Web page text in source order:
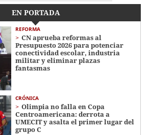
EN PORTADA
REFORMA
CN aprueba reformas al
Presupuesto 2026 para potenciar
conectividad escolar, industria
militar y eliminar plazas
fantasmas
CRÓNICA
Olimpia no falla en Copa
Centroamericana: derrota a
UMECIT y asalta el primer lugar del
grupo C